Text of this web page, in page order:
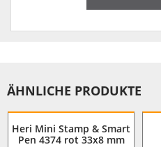
ÄHNLICHE PRODUKTE
Heri Mini Stamp & Smart
Pen 4374 rot 33x8 mm